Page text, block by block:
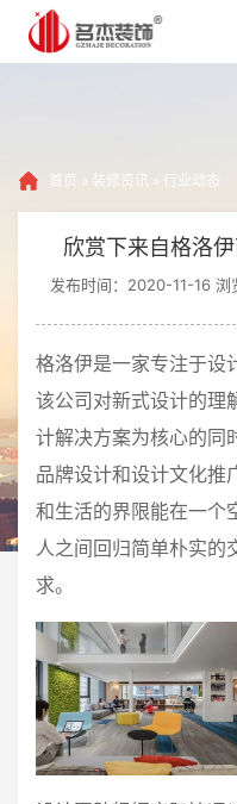
首页 » 装修资讯 » 行业动态
欣赏下来自格洛
发布时间：2020-11-16 浏
格洛伊是一家专注于设
该公司对新式设计的理
计解决方案为核心的同
品牌设计和设计文化推
和生活的界限能在一个
人之间回归简单朴实的
求。